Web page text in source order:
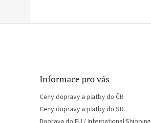
Informace pro vás
Ceny dopravy a platby do ČR
Ceny dopravy a platby do SR